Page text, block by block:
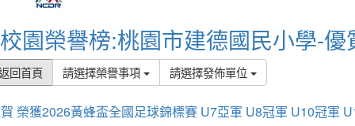
校園榮譽榜:桃園市建德國民小學-優
回首頁 請選擇榮譽事項 請選擇發佈單位
榮獲2026黃蜂盃全國足球錦標賽 U7亞軍 U8冠軍 U10冠軍